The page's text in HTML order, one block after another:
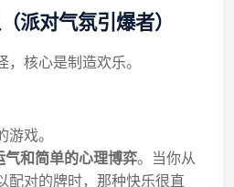
派对气氛引爆者）
核心是制造欢乐。
戏。
气和简单的心理博弈。当你从
配对的牌时，那种快乐很直